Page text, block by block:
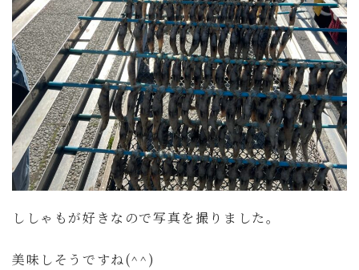
ししゃもが好きなので写真を撮りました。
美味しそうですね(^^)